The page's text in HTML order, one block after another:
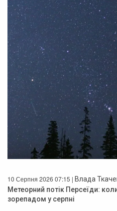
10 Серпня 2026 07:15 | Влада
Метеорний потік Персеїди:
зорепадом у серпні